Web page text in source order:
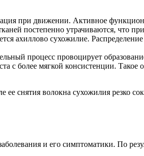
при движении. Активное
постепенно утрачиваются, что
ахиллово сухожилие.
процесс провоцирует
с более мягкой консистенции. Такое
снятия волокна сухожилия резко
и его симптоматики. По